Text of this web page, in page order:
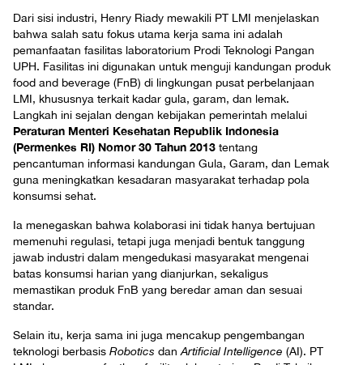
Dari sisi industri, Henry Riady mewakili PT LMI menjelaskan
bahwa salah satu fokus utama kerja sama ini adalah
pemanfaatan fasilitas laboratorium Prodi Teknologi Pangan
UPH. Fasilitas ini digunakan untuk menguji kandungan produk
food and beverage (FnB) di lingkungan pusat perbelanjaan
LMI, khususnya terkait kadar gula, garam, dan lemak.
Langkah ini sejalan dengan kebijakan pemerintah melalui
Peraturan Menteri Kesehatan Republik Indonesia
(Permenkes RI) Nomor 30 Tahun 2013 tentang
pencantuman informasi kandungan Gula, Garam, dan Lemak
guna meningkatkan kesadaran masyarakat terhadap pola
konsumsi sehat.
Ia menegaskan bahwa kolaborasi ini tidak hanya bertujuan
memenuhi regulasi, tetapi juga menjadi bentuk tanggung
jawab industri dalam mengedukasi masyarakat mengenai
batas konsumsi harian yang dianjurkan, sekaligus
memastikan produk FnB yang beredar aman dan sesuai
standar.
Selain itu, kerja sama ini juga mencakup pengembangan
teknologi berbasis Robotics dan Artificial Intelligence (AI). PT